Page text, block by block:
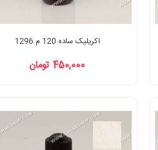
اکریلیک ساده 120 م 1296
450,000 تومان